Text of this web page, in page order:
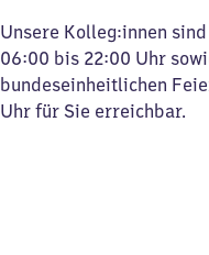
Unsere Kolleg:innen
06:00 bis 22:00 Uhr
bundeseinheitlichen
Uhr für Sie erreichbar.